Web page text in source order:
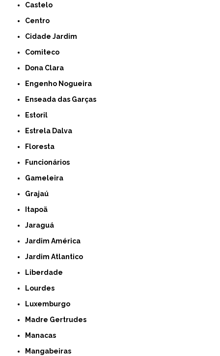
Castelo
Centro
Cidade Jardim
Comiteco
Dona Clara
Engenho Nogueira
Enseada das Garças
Estoril
Estrela Dalva
Floresta
Funcionários
Gameleira
Grajaú
Itapoã
Jaraguá
Jardim América
Jardim Atlantico
Liberdade
Lourdes
Luxemburgo
Madre Gertrudes
Manacas
Mangabeiras